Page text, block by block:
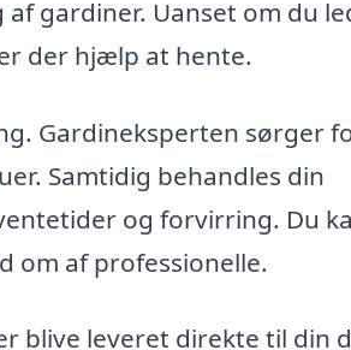
gardiner. Uanset om du
der hjælp at hente.
Gardineksperten sørger
Samtidig behandles din
og forvirring. Du
om af professionelle.
blive leveret direkte til din